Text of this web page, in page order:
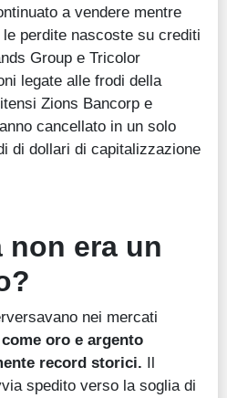
a vendere mentre
perdite nascoste su crediti
Group e Tricolor
legate alle frodi della
Zions Bancorp e
cancellato in un solo
di dollari di capitalizzazione
era un
nei mercati
oro e argento
record storici. Il
spedito verso la soglia di